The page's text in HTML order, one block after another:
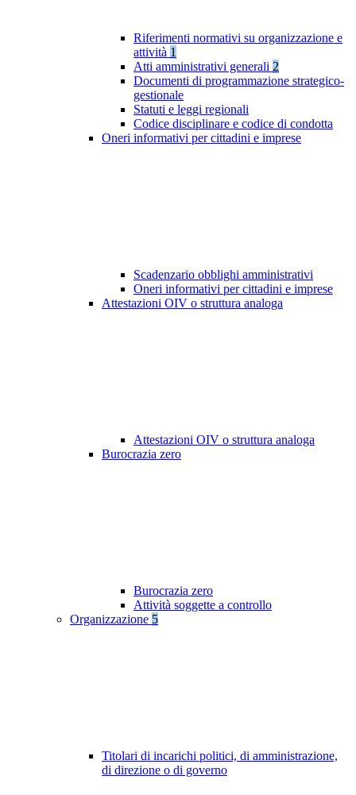
Riferimenti normativi su organizzazione e
attività 1
Atti amministrativi generali 2
Documenti di programmazione strategico-
gestionale
Statuti e leggi regionali
Codice disciplinare e codice di condotta
Oneri informativi per cittadini e imprese
Scadenzario obblighi amministrativi
Oneri informativi per cittadini e imprese
Attestazioni OIV o struttura analoga
Attestazioni OIV o struttura analoga
Burocrazia zero
Burocrazia zero
Attività soggette a controllo
Organizzazione 5
Titolari di incarichi politici, di amministrazione,
di direzione o di governo